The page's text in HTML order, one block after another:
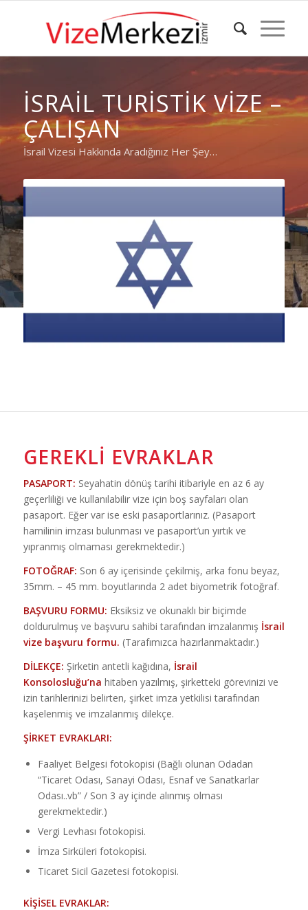
İSRAIL TURISTIK VIZE –
ÇALIŞAN
İsrail Vizesi Hakkında Aradığınız Her Şey…
GEREKLI EVRAKLAR
PASAPORT: Seyahatin dönüş tarihi itibariyle en az 6 ay
geçerliliği ve kullanılabilir vize için boş sayfaları olan
pasaport. Eğer var ise eski pasaportlarınız. (Pasaport
hamilinin imzası bulunması ve pasaport’un yırtık ve
yıpranmış olmaması gerekmektedir.)
FOTOĞRAF: Son 6 ay içerisinde çekilmiş, arka fonu beyaz,
35mm. – 45 mm. boyutlarında 2 adet biyometrik fotoğraf.
BAŞVURU FORMU: Eksiksiz ve okunaklı bir biçimde
doldurulmuş ve başvuru sahibi tarafından imzalanmış İsrail
vize başvuru formu. (Tarafımızca hazırlanmaktadır.)
DİLEKÇE: Şirketin antetli kağıdına, İsrail
Konsolosluğu’na hitaben yazılmış, şirketteki görevinizi ve
izin tarihlerinizi belirten, şirket imza yetkilisi tarafından
kaşelenmiş ve imzalanmış dilekçe.
ŞİRKET EVRAKLARI:
Faaliyet Belgesi fotokopisi (Bağlı olunan Odadan
“Ticaret Odası, Sanayi Odası, Esnaf ve Sanatkarlar
Odası..vb” / Son 3 ay içinde alınmış olması
gerekmektedir.)
Vergi Levhası fotokopisi.
İmza Sirküleri fotokopisi.
Ticaret Sicil Gazetesi fotokopisi.
KİŞİSEL EVRAKLAR: